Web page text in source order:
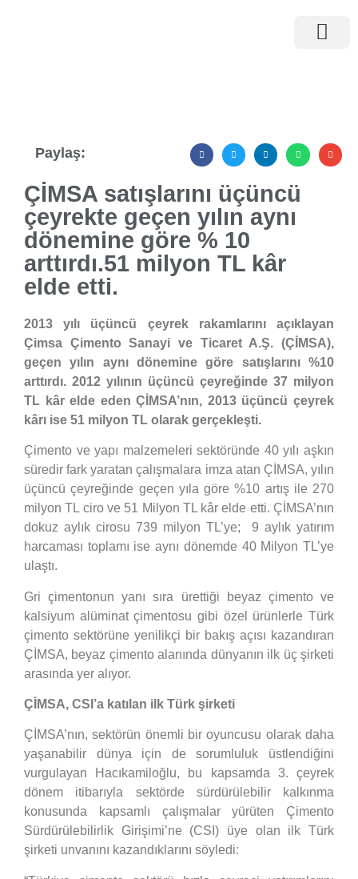
Paylaş:
ÇİMSA satışlarını üçüncü
çeyrekte geçen yılın aynı
dönemine göre % 10
arttırdı.51 milyon TL kâr
elde etti.
2013 yılı üçüncü çeyrek rakamlarını açıklayan
Çimsa Çimento Sanayi ve Ticaret A.Ş. (ÇİMSA),
geçen yılın aynı dönemine göre satışlarını %10
arttırdı. 2012 yılının üçüncü çeyreğinde 37 milyon
TL kâr elde eden ÇİMSA’nın, 2013 üçüncü çeyrek
kârı ise 51 milyon TL olarak gerçekleşti.
Çimento ve yapı malzemeleri sektöründe 40 yılı aşkın
süredir fark yaratan çalışmalara imza atan ÇİMSA, yılın
üçüncü çeyreğinde geçen yıla göre %10 artış ile 270
milyon TL ciro ve 51 Milyon TL kâr elde etti. ÇİMSA’nın
dokuz aylık cirosu 739 milyon TL’ye; 9 aylık yatırım
harcaması toplamı ise aynı dönemde 40 Milyon TL’ye
ulaştı.
Gri çimentonun yanı sıra ürettiği beyaz çimento ve
kalsiyum alüminat çimentosu gibi özel ürünlerle Türk
çimento sektörüne yenilikçi bir bakış açısı kazandıran
ÇİMSA, beyaz çimento alanında dünyanın ilk üç şirketi
arasında yer alıyor.
ÇİMSA, CSI’a katılan ilk Türk şirketi
ÇİMSA’nın, sektörün önemli bir oyuncusu olarak daha
yaşanabilir dünya için de sorumluluk üstlendiğini
vurgulayan Hacıkamiloğlu, bu kapsamda 3. çeyrek
dönem itibarıyla sektörde sürdürülebilir kalkınma
konusunda kapsamlı çalışmalar yürüten Çimento
Sürdürülebilirlik Girişimi’ne (CSI) üye olan ilk Türk
şirketi unvanını kazandıklarını söyledi: